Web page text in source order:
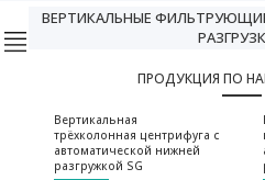
ВЕРТИКАЛЬНЫЕ
ПРОДУКЦИЯ ПО
Вертикальная
трёхколонная центрифуга с
автоматической нижней
разгружкой SG